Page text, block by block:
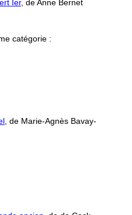
Ier, de Anne Bernet
catégorie :
, de Marie-Agnès Bavay-